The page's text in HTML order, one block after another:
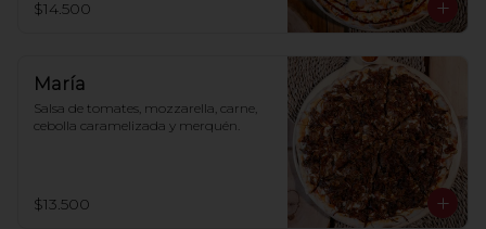
$14.500
María
Salsa de tomates, mozzarella, carne,
cebolla caramelizada y merquén.
$13.500